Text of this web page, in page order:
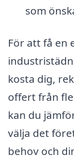
som
För att få en
kosta dig,
offert från
kan du
välja det
behov och